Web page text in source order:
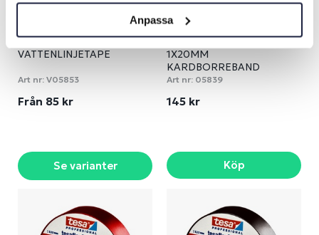
Anpassa
VATTENLINJETAPE
Art nr: V05853
Från 85 kr
Se varianter
1X20MM
KARDBORREBAND
Art nr: 05839
145 kr
Köp